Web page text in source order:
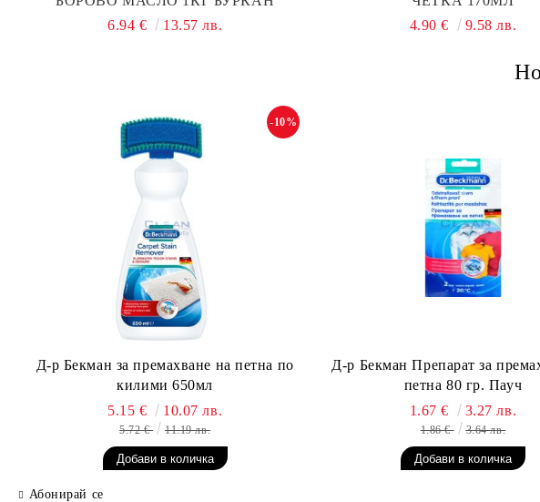
6.94 €
13.57 лв.
4.90 €
9.58 лв.
Д-р Бекман за премахване на петна по
килими 650мл
-10%
5.15 € 10.07 лв.
5.72 € 11.19 лв.
Д-р Бекман Препарат за
петна 80 гр. Пауч
1.67 € 3.27 лв.
1.86 € 3.64 лв.
Абонирай се